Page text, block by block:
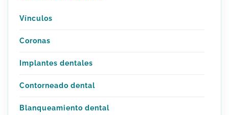
Vínculos
Coronas
Implantes dentales
Contorneado dental
Blanqueamiento dental